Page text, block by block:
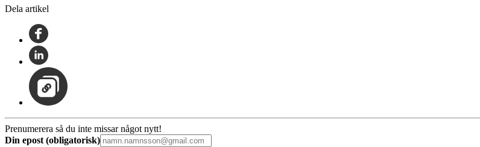
Dela artikel
Prenumerera så du inte missar något nytt!
Din epost (obligatorisk)